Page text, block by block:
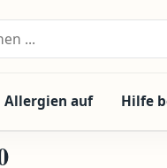
Allergien auf Hilfe